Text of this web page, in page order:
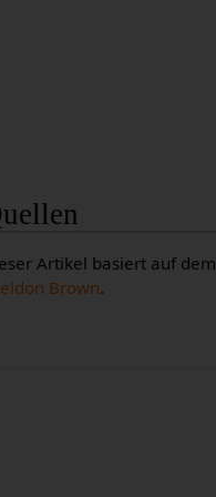
Artikel basiert auf dem
Brown.